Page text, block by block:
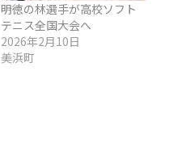
明徳の林選手が高校ソフト
テニス全国大会へ
2026年2月10日
美浜町